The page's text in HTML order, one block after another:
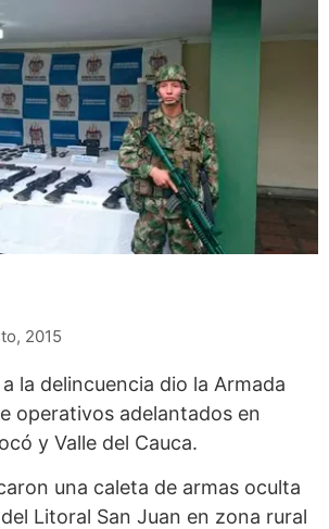
2015
la delincuencia dio la Armada
operativos adelantados en
y Valle del Cauca.
una caleta de armas oculta
Litoral San Juan en zona rural